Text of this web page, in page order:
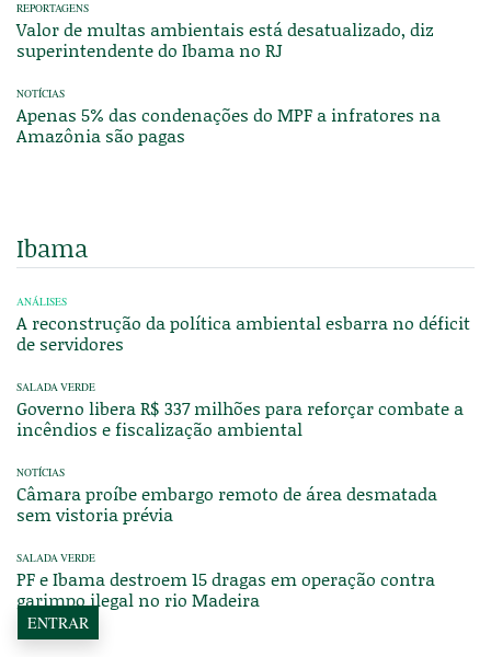
REPORTAGENS
Valor de multas ambientais está desatualizado, diz
superintendente do Ibama no RJ
NOTÍCIAS
Apenas 5% das condenações do MPF a infratores na
Amazônia são pagas
Ibama
ANÁLISES
A reconstrução da política ambiental esbarra no déficit
de servidores
SALADA VERDE
Governo libera R$ 337 milhões para reforçar combate a
incêndios e fiscalização ambiental
NOTÍCIAS
Câmara proíbe embargo remoto de área desmatada
sem vistoria prévia
SALADA VERDE
PF e Ibama destroem 15 dragas em operação contra
garimpo ilegal no rio Madeira
ENTRAR